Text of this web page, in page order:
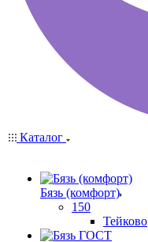
Каталог
Бязь (комфорт)
150
Тейково